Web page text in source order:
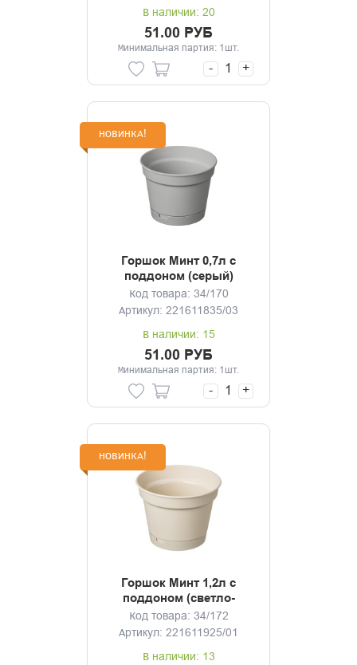
В наличии: 20
51.00 РУБ
Минимальная партия: 1шт.
- +
НОВИНКА!
Горшок Минт 0,7л с
поддоном (серый)
Код товара: 34/170
Артикул: 221611835/03
В наличии: 15
51.00 РУБ
Минимальная партия: 1шт.
- +
НОВИНКА!
Горшок Минт 1,2л с
поддоном (светло-
бежевый)
Код товара: 34/172
Артикул: 221611925/01
В наличии: 13